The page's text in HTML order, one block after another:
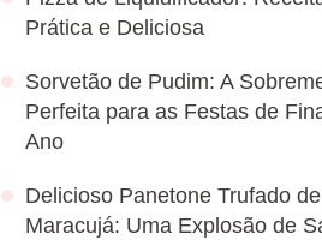
Prática e Deliciosa
Sorvetão de Pudim: A
Perfeita para as Festas de
Ano
Delicioso Panetone Trufado de
Maracujá: Uma Explosão de